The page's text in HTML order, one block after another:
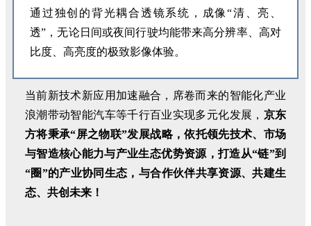
通过独创的背光耦合透镜系统，成像“清、亮、
透”，无论日间或夜间行驶均能带来高分辨率、高对
比度、高亮度的极致影像体验。
当前新技术新应用加速融合，席卷而来的智能化产业
浪潮带动智能汽车等千行百业实现多元化发展， 京东
方将秉承“屏之物联”发展战略，依托领先技术、市场
与智造核心能力与产业生态优势资源，打造从“链”到
“圈”的产业协同生态，与合作伙伴共享资源、共建生
态、共创未来！